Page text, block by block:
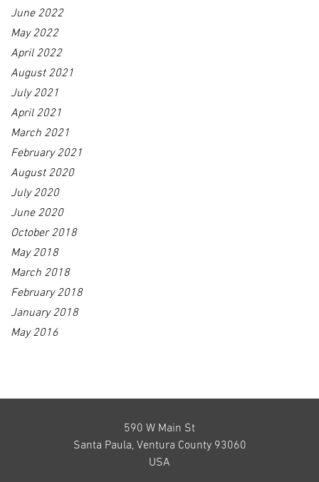
June 2022
May 2022
April 2022
August 2021
July 2021
April 2021
March 2021
February 2021
August 2020
July 2020
June 2020
October 2018
May 2018
March 2018
February 2018
January 2018
May 2016
590 W Main St
Santa Paula, Ventura County 93060
USA